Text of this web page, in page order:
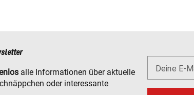
alle Informationen über aktuelle
oder interessante
Deine E-